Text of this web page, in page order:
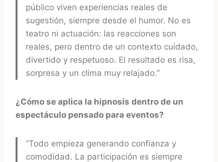
público viven experiencias reales de
sugestión, siempre desde el humor. No es
teatro ni actuación: las reacciones son
reales, pero dentro de un contexto cuidado,
divertido y respetuoso. El resultado es risa,
sorpresa y un clima muy relajado.”
¿Cómo se aplica la hipnosis dentro de un
espectáculo pensado para eventos?
“Todo empieza generando confianza y
comodidad. La participación es siempre